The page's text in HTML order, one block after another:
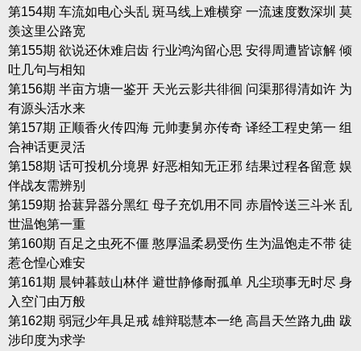
第154期 车流如电心头乱 斑马线上难横穿 一流速度数深圳 莫
羡这里公路宽
第155期 欲说还休难启齿 行业鸿沟留心思 安得周遭皆谅解 倾
吐几句与相知
第156期 半亩方塘一鉴开 天光云影共徘徊 问渠那得清如许 为
有源头活水来
第157期 正顺香火传四海 元帅妻舅亦传奇 译经工程史第一 组
合神话更灵活
第158期 话可投机分境界 好恶相知无正邪 结果过程各留意 娱
伴战友需辨别
第159期 拾葚异器分黑红 母子充饥用不同 赤眉怜送三斗米 乱
世温饱第一重
第160期 百足之虫死不僵 憨厚温柔易受伤 生为温饱走不带 徒
惹仓惶心难安
第161期 晨钟暮鼓山林伴 避世静修耐孤单 凡尘琐事无时尽 身
入空门由万般
第162期 弱冠少年具足戒 雄辩聪慧本一绝 高昌天竺路九曲 跋
涉印度为求学